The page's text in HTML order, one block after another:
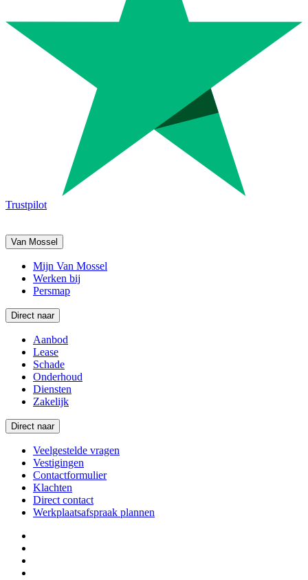
Trustpilot
Van Mossel
Mijn Van Mossel
Werken bij
Persmap
Direct naar
Aanbod
Lease
Schade
Onderhoud
Diensten
Zakelijk
Direct naar
Veelgestelde vragen
Vestigingen
Contactformulier
Klachten
Direct contact
Werkplaatsafspraak plannen